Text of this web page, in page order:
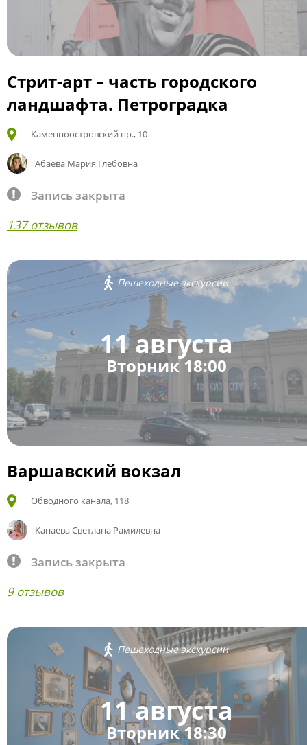
Стрит-арт – часть городского
ландшафта. Петроградка
Каменноостровский пр., 10
Абаева Мария Глебовна
Запись закрыта
137 отзывов
Пешеходные экскурсии
11 августа
Вторник 18:00
Варшавский вокзал
Обводного канала, 118
Канаева Светлана Рамилевна
Запись закрыта
9 отзывов
Пешеходные экскурсии
11 августа
Вторник 18:30